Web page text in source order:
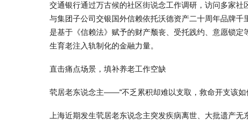
交通银行通过万古候的社区街说念工作调研，访问多家
与集团子公司交银国外信赖依托沃德资产二十周年品牌
是基于《信赖法》赋予的财产颓丧、受托践约、意愿锁
生育老注入轨制化的金融力量。
直击痛点场景，填补养老工作空缺
茕居老东说念主——“不乏累积却难以支取，救命开支该如
上海近期发生茕居老东说念主突发疾病离世、大批遗产